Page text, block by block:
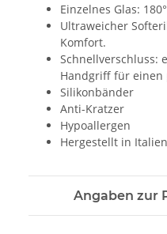
Einzelnes Glas:
Ultraweicher
Komfort.
Schnellverschluss:
Handgriff für einen
Silikonbänder
Anti-Kratzer
Hypoallergen
Hergestellt in Italien
Angaben zur